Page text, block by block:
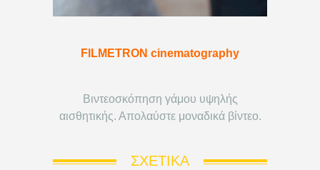
FILMETRON cinematography
Βιντεοσκόπηση γάμου υψηλής
αισθητικής. Απολαύστε μοναδικά βίντεο.
ΣΧΕΤΙΚΆ